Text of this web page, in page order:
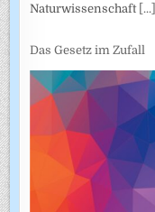
Naturwissenschaft [...]
Das Gesetz im Zufall